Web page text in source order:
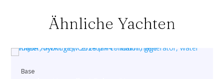
Ähnliche Yachten
Base